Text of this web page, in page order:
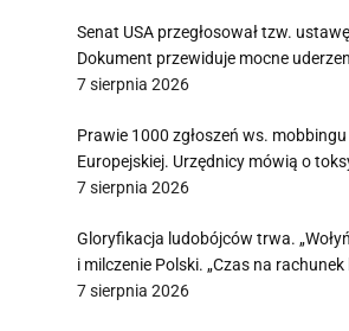
Senat USA przegłosował tzw.
Dokument przewiduje mocne
7 sierpnia 2026
Prawie 1000 zgłoszeń ws.
Europejskiej. Urzędnicy mówią o
7 sierpnia 2026
Gloryfikacja ludobójców trwa.
i milczenie Polski. „Czas na rachunek
7 sierpnia 2026